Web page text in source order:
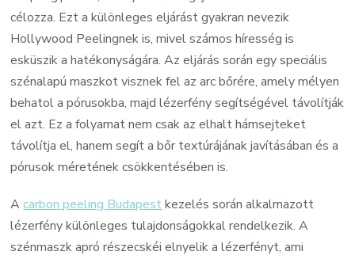
célozza. Ezt a különleges eljárást gyakran nevezik
Hollywood Peelingnek is, mivel számos híresség is
esküszik a hatékonyságára. Az eljárás során egy speciális
szénalapú maszkot visznek fel az arc bőrére, amely mélyen
behatol a pórusokba, majd lézerfény segítségével távolítják
el azt. Ez a folyamat nem csak az elhalt hámsejteket
távolítja el, hanem segít a bőr textúrájának javításában és a
pórusok méretének csökkentésében is.
Acarbon peeling Budapestkezelés során alkalmazott
lézerfény különleges tulajdonságokkal rendelkezik. A
szénmaszk apró részecskéi elnyelik a lézerfényt, ami